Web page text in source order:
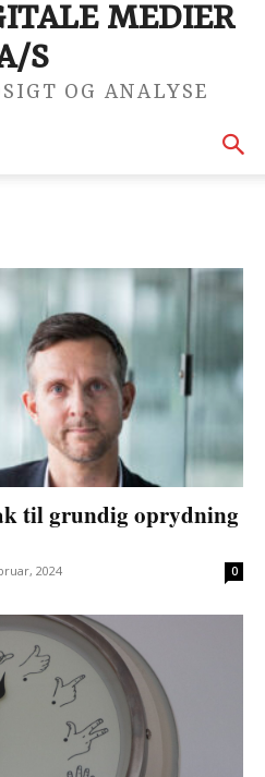
MEDIER
S
OG ANALYSE
til grundig oprydning
2024 0